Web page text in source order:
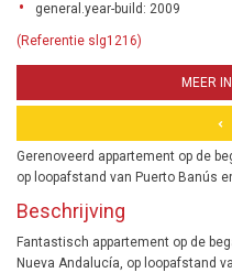
general.year-build: 2009
(Referentie slg1216)
MEER
Gerenoveerd appartement op de
op loopafstand van Puerto Banús
Beschrijving
Fantastisch appartement op de
Nueva Andalucía, op loopafstand